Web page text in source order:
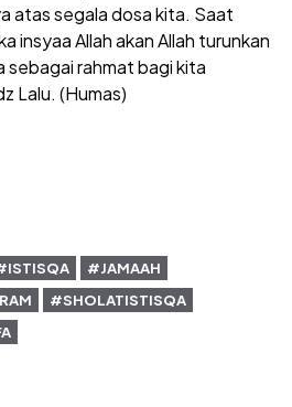
atas segala dosa kita. Saat
insyaa Allah akan Allah turunkan
rahmat bagi kita
Lalu. (Humas)
#JAMAAH
#SHOLATISTISQA